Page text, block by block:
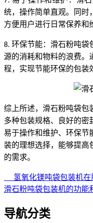
统，操作简单直观。同时
方便用户进行日常保养和
8. 环保节能：滑石粉吨袋
源的消耗和物料的浪费。
程，实现节能环保的包装
综上所述，滑石粉吨袋包
多种包装规格、良好的密
易于操作和维护、环保节
装的理想选择，能够提高
的需求。
氢氧化镁吨袋包装机
滑石粉吨袋包装机的功能
导航分类